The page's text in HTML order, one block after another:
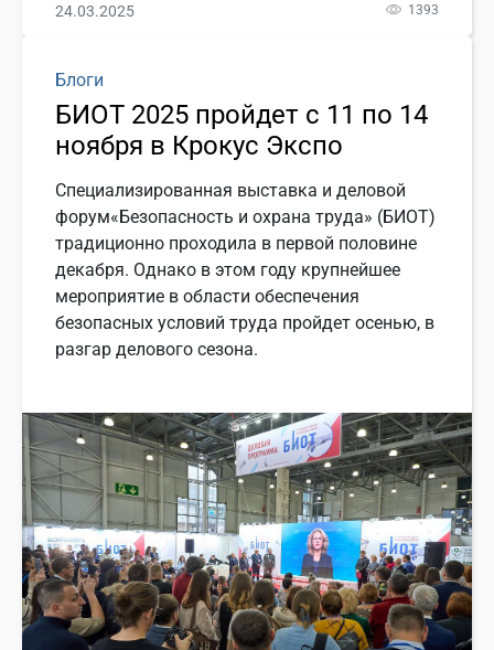
24.03.2025 1393
Блоги
БИОТ 2025 пройдет с 11 по 14
ноября в Крокус Экспо
Специализированная выставка и деловой
форум«Безопасность и охрана труда» (БИОТ)
традиционно проходила в первой половине
декабря. Однако в этом году крупнейшее
мероприятие в области обеспечения
безопасных условий труда пройдет осенью, в
разгар делового сезона.